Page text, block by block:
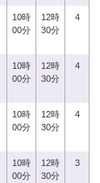
10時
00分
12時
30分
4
10時
00分
12時
30分
4
10時
00分
12時
30分
4
10時
00分
12時
30分
3